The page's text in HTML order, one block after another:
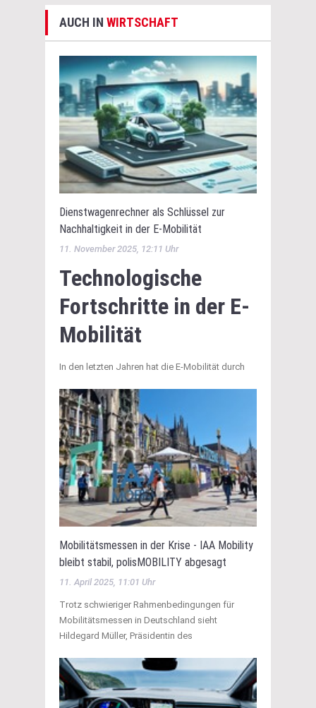
AUCH IN WIRTSCHAFT
Dienstwagenrechner als Schlüssel zur
Nachhaltigkeit in der E-Mobilität
11. November 2025, 12:11 Uhr
Technologische
Fortschritte in der E-
Mobilität
In den letzten Jahren hat die E-Mobilität durch
Mobilitätsmessen in der Krise - IAA Mobility
bleibt stabil, polisMOBILITY abgesagt
11. April 2025, 11:01 Uhr
Trotz schwieriger Rahmenbedingungen für
Mobilitätsmessen in Deutschland sieht
Hildegard Müller, Präsidentin des